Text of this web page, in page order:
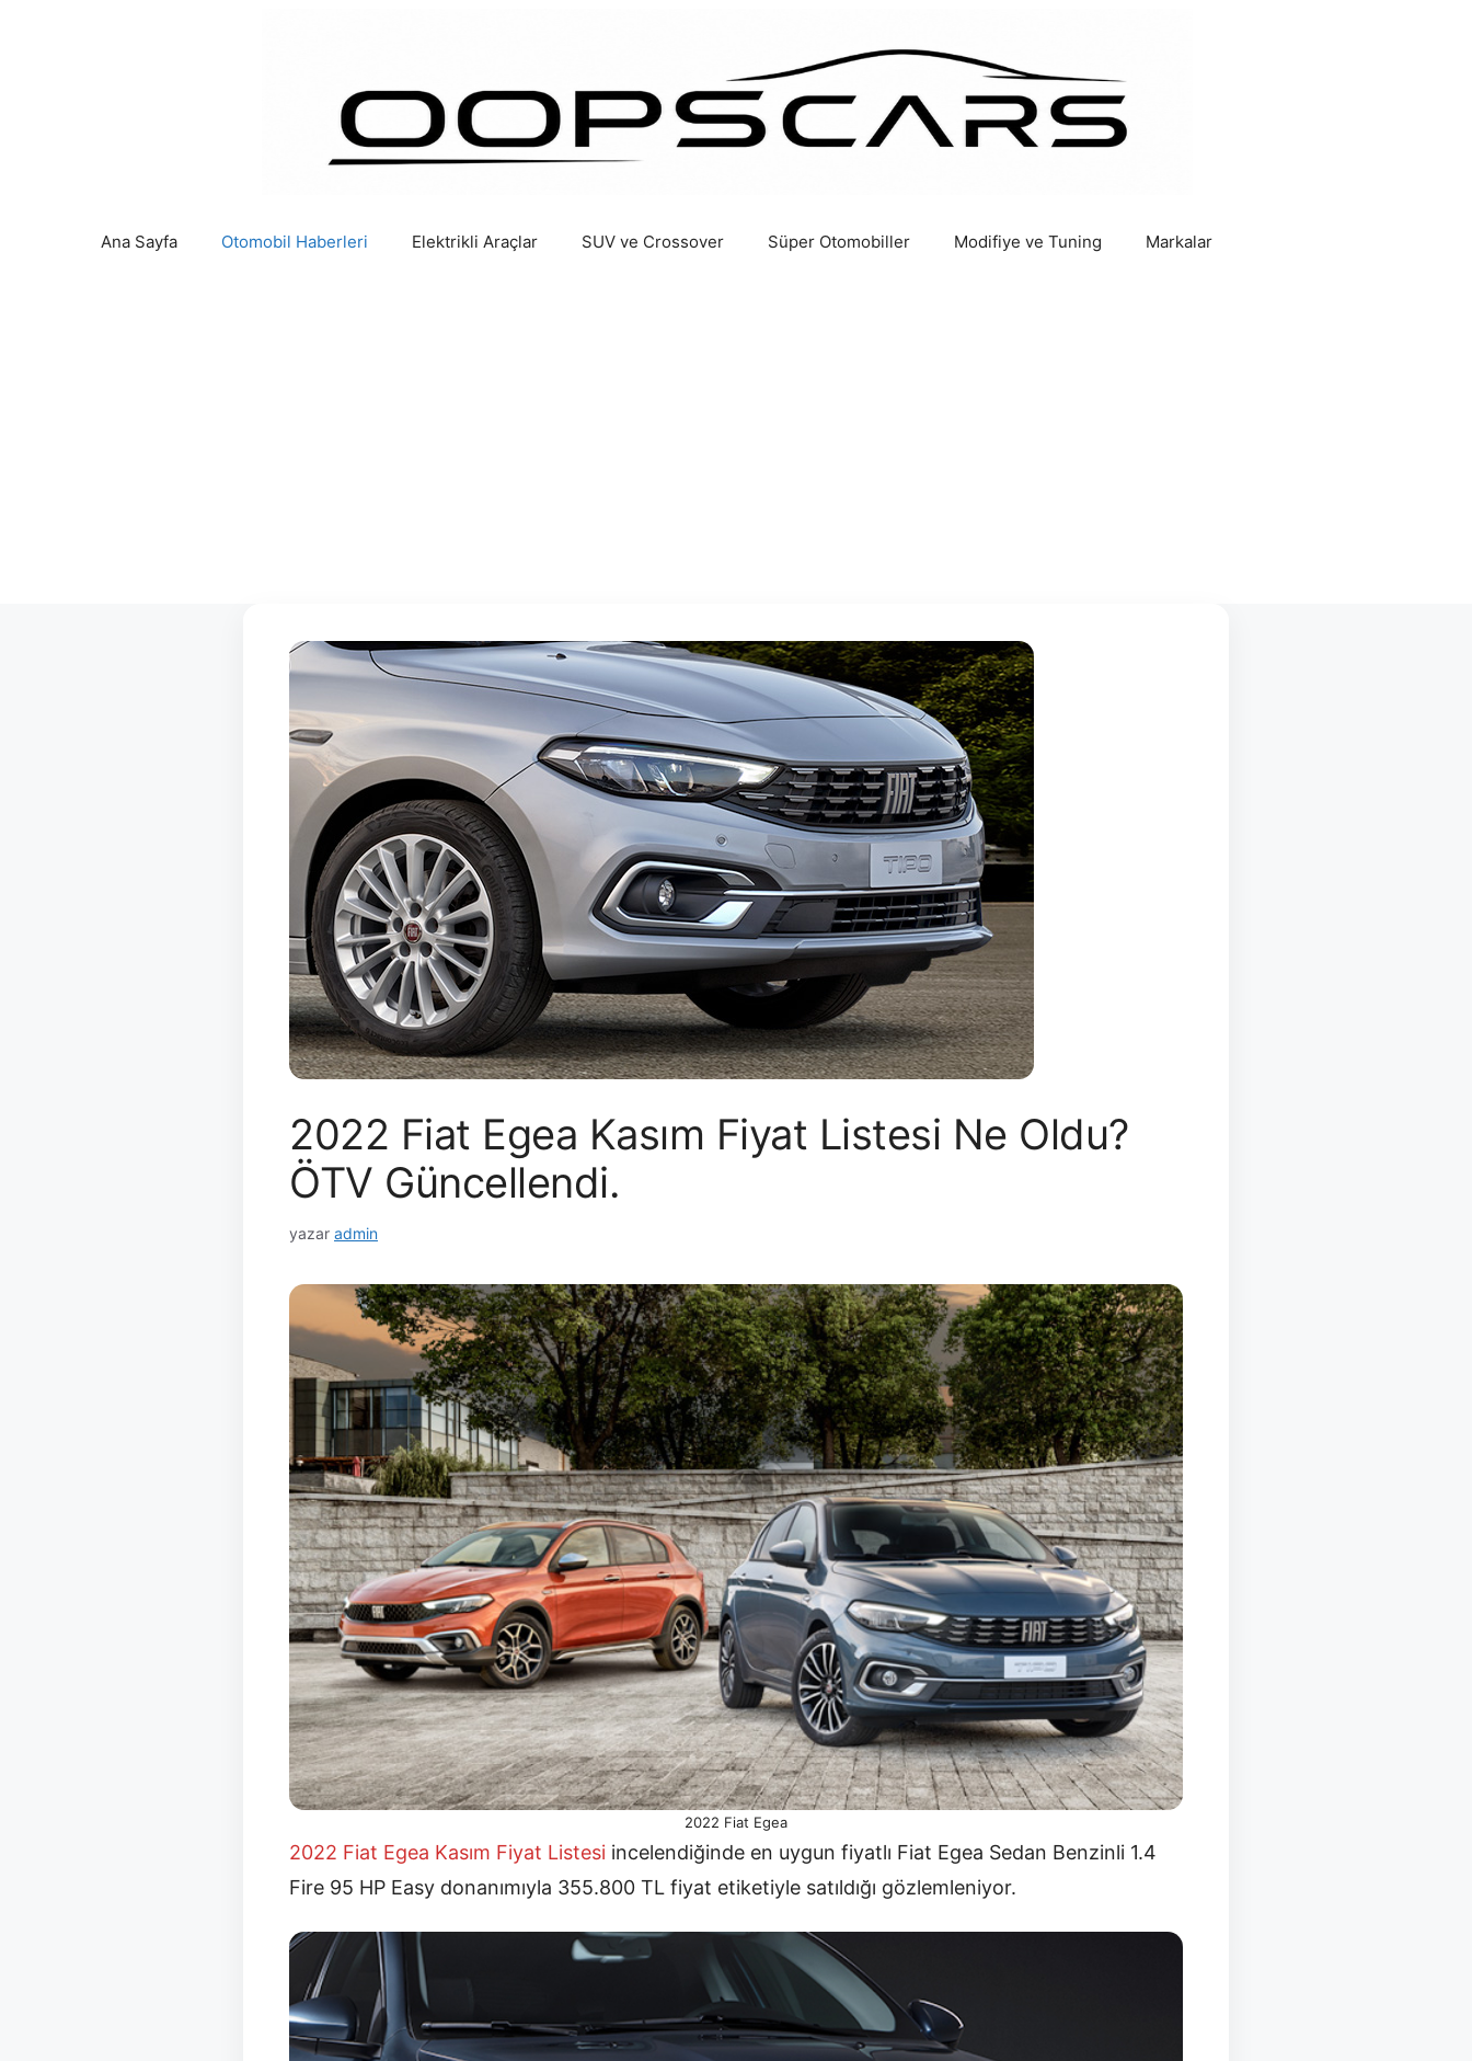
Ana Sayfa Otomobil Haberleri Elektrikli Araçlar SUV ve Crossover Süper Otomobiller Modifiye ve Tuning Markalar
2022 Fiat Egea Kasım Fiyat Listesi Ne Oldu?
ÖTV Güncellendi.
yazar admin
2022 Fiat Egea
2022 Fiat Egea Kasım Fiyat Listesi incelendiğinde en uygun fiyatlı Fiat Egea Sedan Benzinli 1.4
Fire 95 HP Easy donanımıyla 355.800 TL fiyat etiketiyle satıldığı gözlemleniyor.